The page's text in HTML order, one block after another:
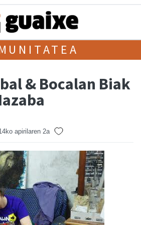
& Bocalan Biak
apirilaren 2a